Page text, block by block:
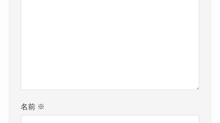
名前 ※